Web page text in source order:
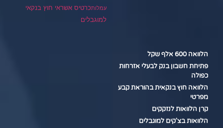
עמלותכרטיס אשראי חוץ בנקאי
למוגבלים
הלוואה 600 אלף שקל
פתיחת חשבון בנק לבעלי אזרחות
כפולה
הלוואה חוץ בנקאית בהוראת קבע
מפרטי
קרן הלוואות לנזקקים
הלוואות בצ'קים למוגבלים